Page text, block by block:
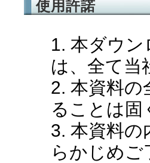
使用許諾
1. 本ダウ
は、全て当
2. 本資料の
ることは固
3. 本資料の
らかじめご